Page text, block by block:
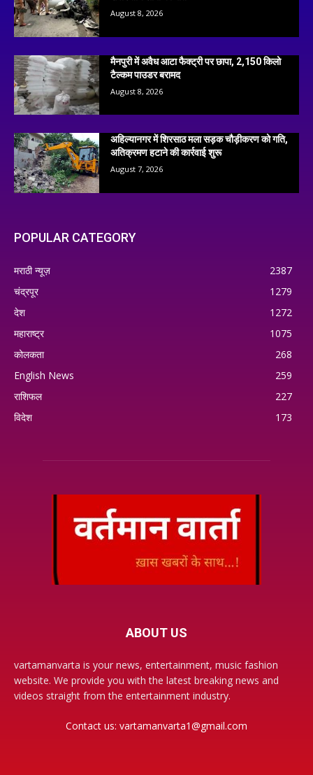
August 8, 2026
मैनपुरी में अवैध आटा फैक्ट्री पर छापा, 2,150 किलो
टैल्कम पाउडर बरामद
August 8, 2026
अहिल्यानगर में शिरसाठ मला सड़क चौड़ीकरण को गति,
अतिक्रमण हटाने की कार्रवाई शुरू
August 7, 2026
POPULAR CATEGORY
मराठी न्यूज़
2387
चंद्रपूर
1279
देश
1272
महाराष्ट्र
1075
कोलकता
268
English News
259
राशिफल
227
विदेश
173
ABOUT US
vartamanvarta is your news, entertainment, music fashion
website. We provide you with the latest breaking news and
videos straight from the entertainment industry.
Contact us: vartamanvarta1@gmail.com